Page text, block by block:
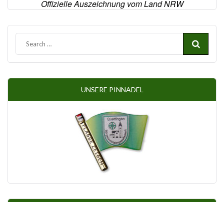
Offizielle Auszeichnung vom Land NRW
UNSERE PINNADEL